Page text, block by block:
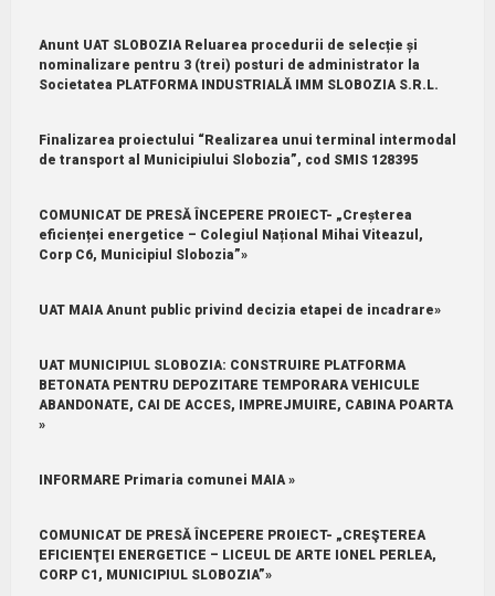
Anunt UAT SLOBOZIA Reluarea procedurii de selecție și
nominalizare pentru 3 (trei) posturi de administrator la
Societatea PLATFORMA INDUSTRIALĂ IMM SLOBOZIA S.R.L.
Finalizarea proiectului “Realizarea unui terminal intermodal
de transport al Municipiului Slobozia”, cod SMIS 128395
COMUNICAT DE PRESĂ ÎNCEPERE PROIECT- „Creșterea
eficienței energetice – Colegiul Național Mihai Viteazul,
Corp C6, Municipiul Slobozia”»
UAT MAIA Anunt public privind decizia etapei de incadrare»
UAT MUNICIPIUL SLOBOZIA: CONSTRUIRE PLATFORMA
BETONATA PENTRU DEPOZITARE TEMPORARA VEHICULE
ABANDONATE, CAI DE ACCES, IMPREJMUIRE, CABINA POARTA
»
INFORMARE Primaria comunei MAIA »
COMUNICAT DE PRESĂ ÎNCEPERE PROIECT- „CREŞTEREA
EFICIENŢEI ENERGETICE – LICEUL DE ARTE IONEL PERLEA,
CORP C1, MUNICIPIUL SLOBOZIA”»